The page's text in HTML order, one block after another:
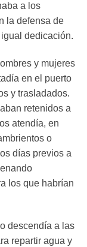
a los
la defensa de
dedicación.
y mujeres
en el puerto
y trasladados.
retenidos a
atendía, en
o
días previos a
los que habrían
descendía a las
repartir agua y